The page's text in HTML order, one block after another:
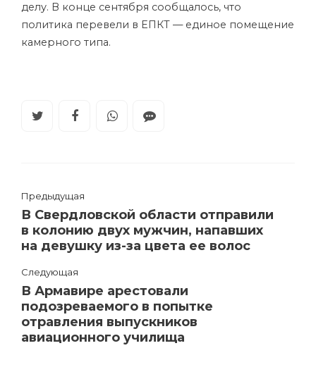
делу. В конце сентября сообщалось, что
политика перевели в ЕПКТ — единое помещение
камерного типа.
Предыдущая
В Свердловской области отправили
в колонию двух мужчин, напавших
на девушку из-за цвета ее волос
Следующая
В Армавире арестовали
подозреваемого в попытке
отравления выпускников
авиационного училища